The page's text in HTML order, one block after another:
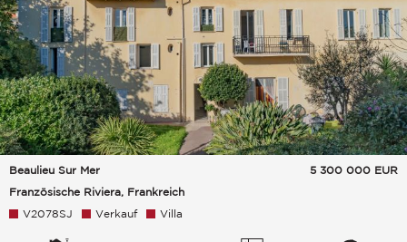
Beaulieu Sur Mer
Französische Riviera, Frankreich
5 300 000 EUR
V2078SJ Verkauf Villa